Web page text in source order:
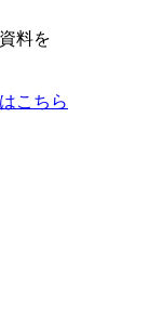
料を
こちら